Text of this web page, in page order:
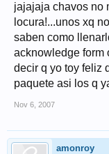
jajajaja chavos no
locura!...unos xq
saben como
acknowledge form
decir q yo toy feliz
paquete asi los q
Nov 6, 2007
amonroy